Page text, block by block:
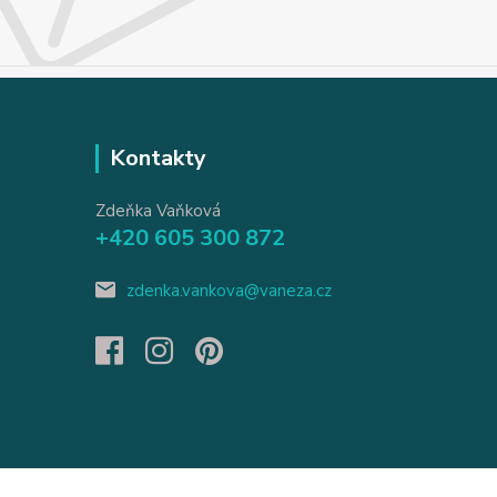
Kontakty
Zdeňka Vaňková
+420 605 300 872
zdenka.vankova@vaneza.cz